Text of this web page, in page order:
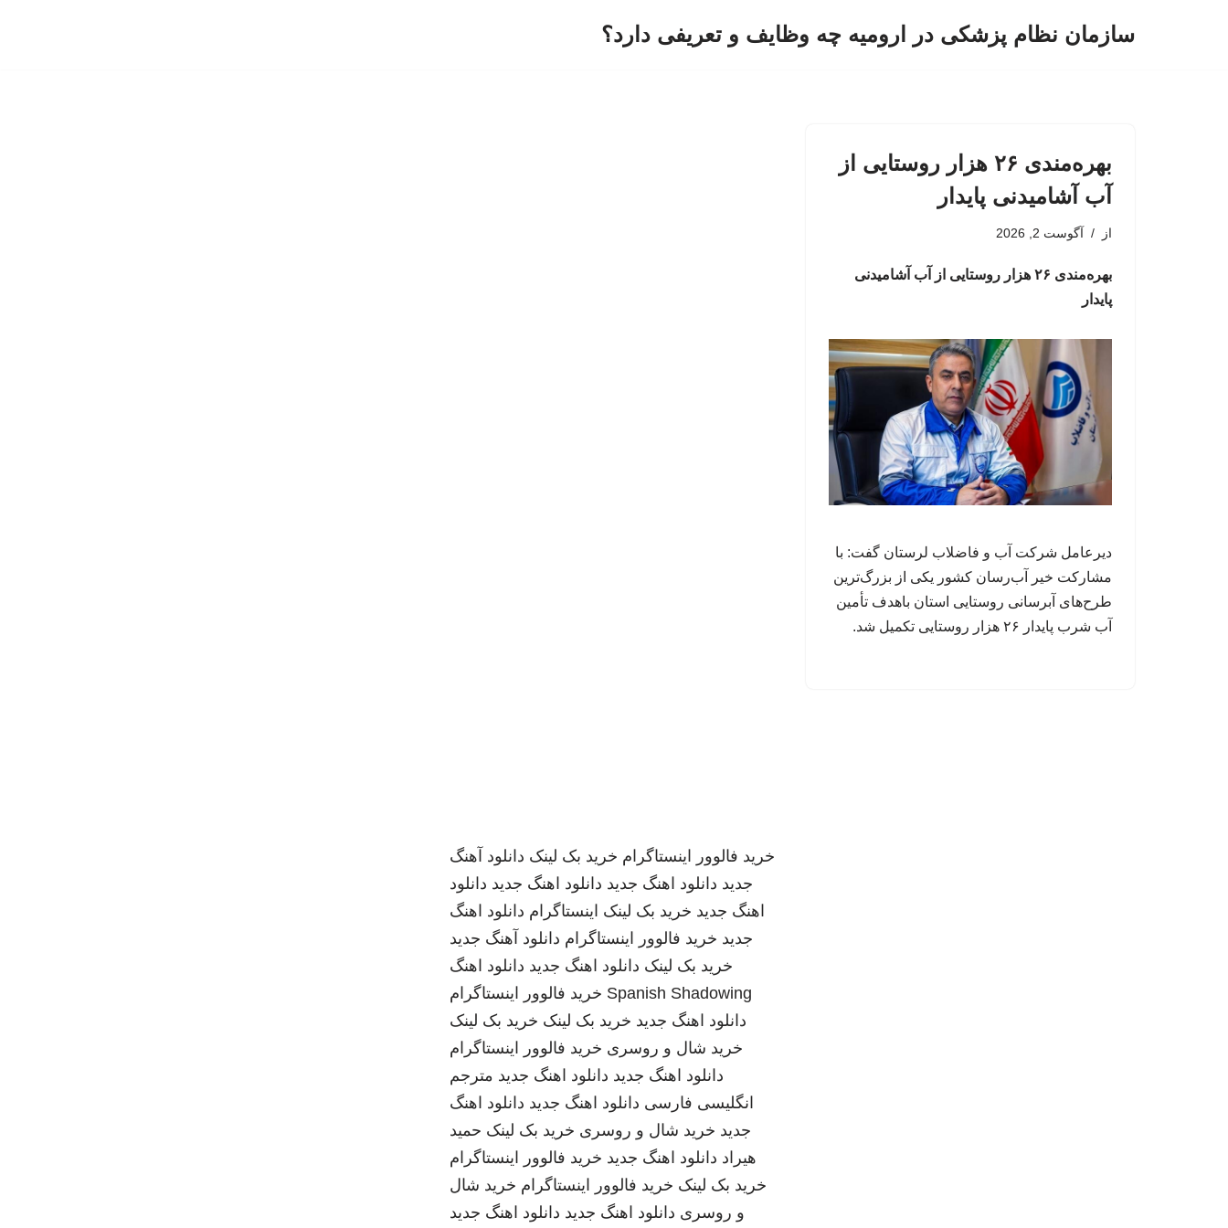
سازمان نظام پزشکی در ارومیه چه وظایف و تعریفی دارد؟
بهره‌مندی ۲۶ هزار روستایی از
آب آشامیدنی پایدار
از آگوست 2, 2026
بهره‌مندی ۲۶ هزار روستایی از آب آشامیدنی
پایدار
دیرعامل شرکت آب و فاضلاب لرستان گفت: با
مشارکت خیر آب‌رسان کشور یکی از بزرگ‌ترین
طرح‌های آبرسانی روستایی استان باهدف تأمین
آب شرب پایدار ۲۶ هزار روستایی تکمیل شد.
خرید فالوور اینستاگرام خرید بک لینک دانلود آهنگ
جدید دانلود اهنگ جدید دانلود اهنگ جدید دانلود
اهنگ جدید خرید بک لینک اینستاگرام دانلود اهنگ
جدید خرید فالوور اینستاگرام دانلود آهنگ جدید
خرید بک لینک دانلود اهنگ جدید دانلود اهنگ
Spanish Shadowing خرید فالوور اینستاگرام
دانلود اهنگ جدید خرید بک لینک خرید بک لینک
خرید شال و روسری خرید فالوور اینستاگرام
دانلود اهنگ جدید دانلود اهنگ جدید مترجم
انگلیسی فارسی دانلود اهنگ جدید دانلود اهنگ
جدید خرید شال و روسری خرید بک لینک حمید
هیراد دانلود اهنگ جدید خرید فالوور اینستاگرام
خرید بک لینک خرید فالوور اینستاگرام خرید شال
و روسری دانلود اهنگ جدید دانلود اهنگ جدید